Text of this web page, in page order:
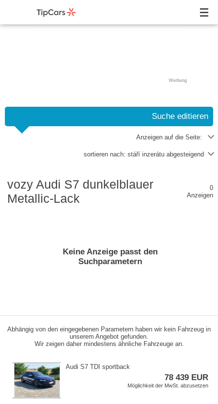
Werbung
Suche editieren
Anzeigen auf die Seite:
sortieren nach: stáří inzerátu abgesteigend
vozy Audi S7 dunkelblauer
Metallic-Lack
0
Anzeigen
Keine Anzeige passt den
Suchparametern
Abhängig von den eingegebenen Parametern haben wir kein Fahrzeug in
unserem Angebot gefunden.
Wir zeigen daher mindestens ähnliche Fahrzeuge an.
Audi S7 TDI sportback
78 439 EUR
Möglichkeit der MwSt. abzusetzen